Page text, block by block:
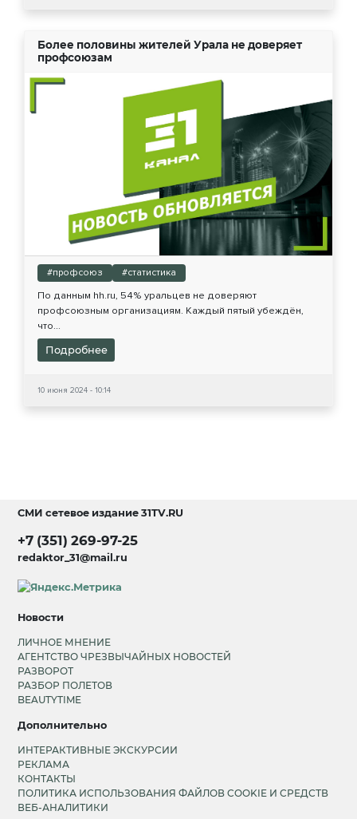
Более половины жителей Урала не доверяет
профсоюзам
#профсоюз #статистика
По данным hh.ru, 54% уральцев не доверяют
профсоюзным организациям. Каждый пятый убеждён,
что...
Подробнее
10 июня 2024 - 10:14
СМИ сетевое издание31TV.RU
+7 (351) 269-97-25
redaktor_31@mail.ru
Новости
ЛИЧНОЕ МНЕНИЕ
АГЕНТСТВО ЧРЕЗВЫЧАЙНЫХ НОВОСТЕЙ
РАЗВОРОТ
РАЗБОР ПОЛЕТОВ
BEAUTYTIME
Дополнительно
ИНТЕРАКТИВНЫЕ ЭКСКУРСИИ
РЕКЛАМА
КОНТАКТЫ
ПОЛИТИКА ИСПОЛЬЗОВАНИЯ ФАЙЛОВ COOKIE И СРЕДСТВ
ВЕБ-АНАЛИТИКИ